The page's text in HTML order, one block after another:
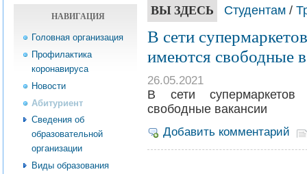
НАВИГАЦИЯ
Головная организация
Профилактика
коронавируса
Новости
Абитуриент
Сведения об
образовательной
организации
Виды образования
ВЫ ЗДЕСЬ Студентам /
В сети
имеются свободные
26.05.2021
В сети супермаркетов
свободные вакансии
Добавить комментарий